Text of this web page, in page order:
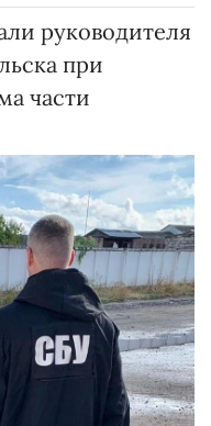
руководителя
при
части